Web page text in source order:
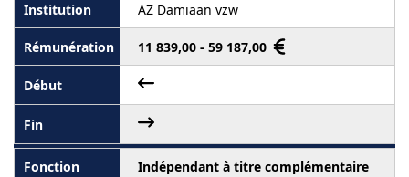
AZ Damiaan vzw
11 839,00 - 59 187,00
Indépendant à titre complémentaire